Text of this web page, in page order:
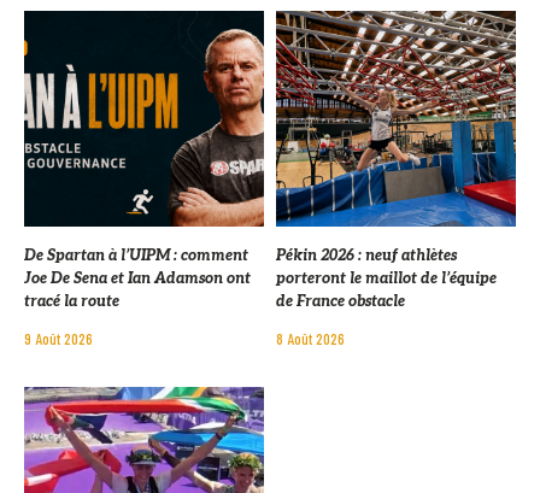
De Spartan à l’UIPM : comment
Joe De Sena et Ian Adamson ont
tracé la route
9 Août 2026
Pékin 2026 : neuf athlètes
porteront le maillot de l’équipe
de France obstacle
8 Août 2026